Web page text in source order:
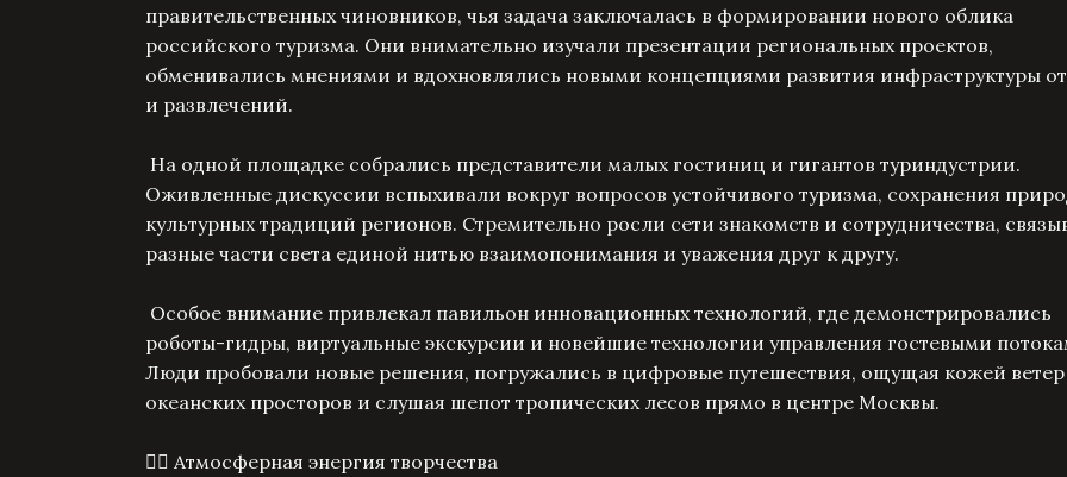
правительственных чиновников, чья задача заключалась в формировании нового облика
российского туризма. Они внимательно изучали презентации региональных проектов,
обменивались мнениями и вдохновлялись новыми концепциями развития инфраструктуры
и развлечений.
На одной площадке собрались представители малых гостиниц и гигантов туриндустрии.
Оживленные дискуссии вспыхивали вокруг вопросов устойчивого туризма, сохранения
культурных традиций регионов. Стремительно росли сети знакомств и сотрудничества,
разные части света единой нитью взаимопонимания и уважения друг к другу.
Особое внимание привлекал павильон инновационных технологий, где демонстрировались
роботы-гидры, виртуальные экскурсии и новейшие технологии управления гостевыми
Люди пробовали новые решения, погружались в цифровые путешествия, ощущая кожей ветер
океанских просторов и слушая шепот тропических лесов прямо в центре Москвы.
🏄‍♂️ Атмосферная энергия творчества